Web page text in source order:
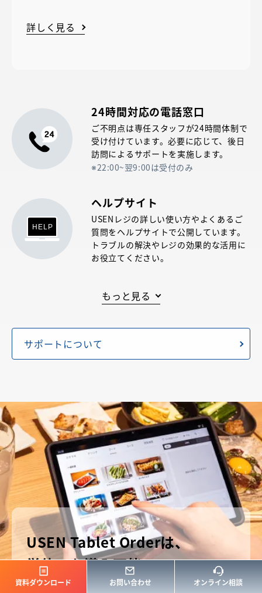
詳しく見る
24時間対応の電話窓口
ご不明点は専任スタッフが24時間体制で
受け付けています。必要に応じて、後日
訪問によるサポートを実施します。
22:00~翌9:00は受付のみ
ヘルプサイト
USENレジの詳しい使い方やよくあるご
質問をヘルプサイトで公開しています。
トラブルの解決やレジの効果的な活用に
お役立てください。
POSレジ導入の際の
ぜひスタッフに
ご相談ください。
コストが適切か
POSレジの便利な機能は使いたいけどいくらかかるか
心配。そんなお悩みもご相談ください。最適なプラン
をご紹介します。
業界・業種に適しているか
現在の店舗オペレーションをヒアリングし、USENレ
ジで解消できるかご確認いただけます。
もっと見る
サポートについて
USEN Tablet Orderは、
単体でも導入可能
資料ダウンロード お問い合わせ オンライン相談